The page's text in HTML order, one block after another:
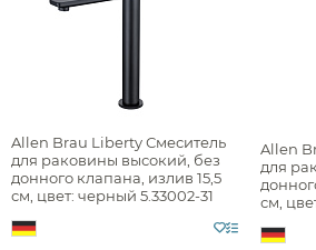
Allen Brau Liberty Смеситель
для раковины высокий, без
донного клапана, излив 15,5
см, цвет: черный 5.33002-31
Allen
для
см,